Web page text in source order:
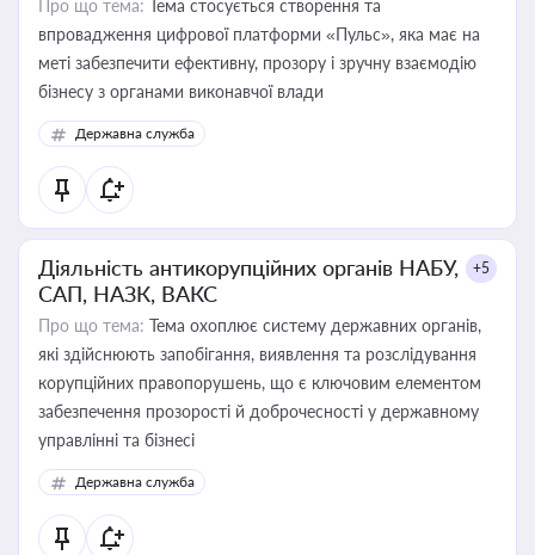
Про що тема: Тема стосується створення та
впровадження цифрової платформи «Пульс», яка має на
меті забезпечити ефективну, прозору і зручну взаємодію
бізнесу з органами виконавчої влади
Державна служба
Діяльність антикорупційних органів НАБУ,
САП, НАЗК, ВАКС
+5
Про що тема: Тема охоплює систему державних органів,
які здійснюють запобігання, виявлення та розслідування
корупційних правопорушень, що є ключовим елементом
забезпечення прозорості й доброчесності у державному
управлінні та бізнесі
Державна служба